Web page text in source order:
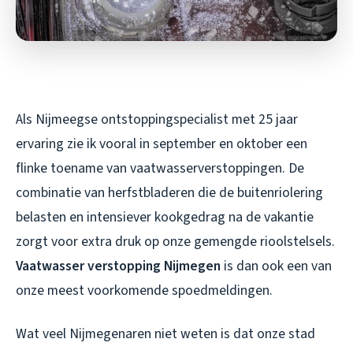
Als Nijmeegse ontstoppingspecialist met 25 jaar
ervaring zie ik vooral in september en oktober een
flinke toename van vaatwasserverstoppingen. De
combinatie van herfstbladeren die de buitenriolering
belasten en intensiever kookgedrag na de vakantie
zorgt voor extra druk op onze gemengde rioolstelsels.
Vaatwasser verstopping Nijmegen is dan ook een van
onze meest voorkomende spoedmeldingen.
Wat veel Nijmegenaren niet weten is dat onze stad